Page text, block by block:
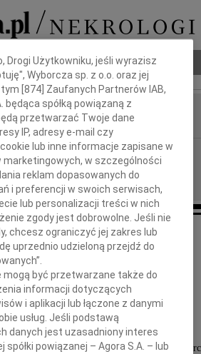
pogrzebowy
Panu
Tomaszowi Jastrząbkowi
wyrazy głębokiego współczucia z powodu
Drogi Użytkowniku, jeśli wyrazisz
Wyborcza sp. z o.o. oraz jej
[874 ] Zaufanych Partnerów IAB,
będąca spółką powiązaną z
przetwarzać Twoje dane
IP, adresy e-mail czy
lub inne informacje zapisane w
marketingowych, w szczególności
reklam dopasowanych do
i preferencji w swoich serwisach,
lub personalizacji treści w nich
zgody jest dobrowolne. Jeśli nie
chcesz ograniczyć jej zakres lub
uprzednio udzieloną przejdź do
mogą być przetwarzane także do
informacji dotyczących
i aplikacji lub łączone z danymi
usług. Jeśli podstawą
danych jest uzasadniony interes
spółki powiązanej – Agora S.A. – lub